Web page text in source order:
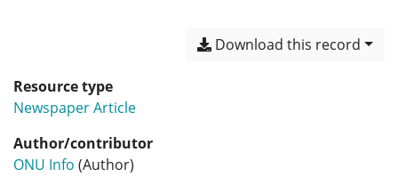
Download this record
Resource type
Newspaper Article
Author/contributor
ONU Info (Author)